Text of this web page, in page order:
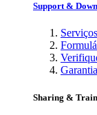
Support &
Sharing &